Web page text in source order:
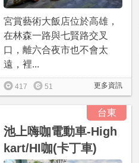
宮賞藝術大飯店位於高雄，
在林森一路與七賢路交叉
口，離六合夜市也不會太
遠，裡...
更多資訊
417 51
台東
池上嗨咖電動車-High
kart/HI咖(卡丁車)